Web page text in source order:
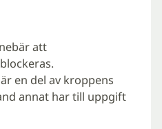
att
en del av kroppens
annat har till uppgift